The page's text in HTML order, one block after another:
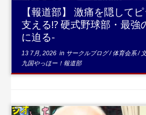
【報道部】 激痛を隠して
支える!? 硬式野球部・最強
に迫る-
13 7月, 2026 in サークルブログ/体育会系/
九国やっほー！報道部